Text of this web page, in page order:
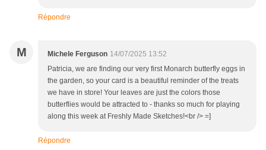
Répondre
M Michele Ferguson 14/07/2025 13:52
Patricia, we are finding our very first Monarch butterfly eggs in
the garden, so your card is a beautiful reminder of the treats
we have in store! Your leaves are just the colors those
butterflies would be attracted to - thanks so much for playing
along this week at Freshly Made Sketches!<br /> =]
Répondre